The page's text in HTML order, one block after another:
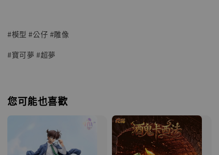
#模型 #公仔 #雕像
#寶可夢 #超夢
您可能也喜歡